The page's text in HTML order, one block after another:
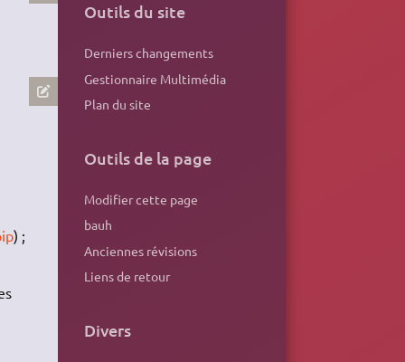
) ;
Outils du site
Derniers changements
Gestionnaire Multimédia
Plan du site
Outils de la page
Modifier cette page
bauh
Anciennes révisions
Liens de retour
Divers